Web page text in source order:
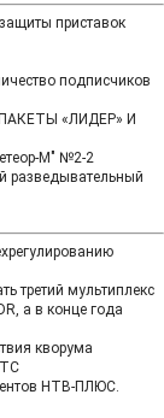
приставок
подписчиков
«ЛИДЕР» И
М" №2-2
разведывательный
третий мультиплекс
а в конце года
кворума
НТВ‑ПЛЮС.